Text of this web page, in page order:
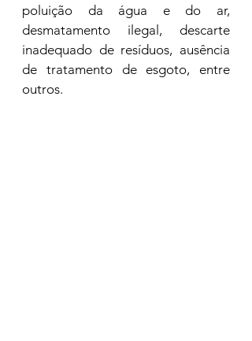
poluição da água e do ar,
desmatamento ilegal, descarte
inadequado de resíduos, ausência
de tratamento de esgoto, entre
outros.